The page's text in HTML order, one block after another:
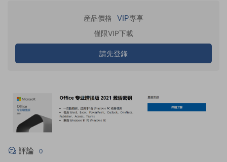
産品價格 VIP專享
僅限VIP下載
請先登錄
評論 0